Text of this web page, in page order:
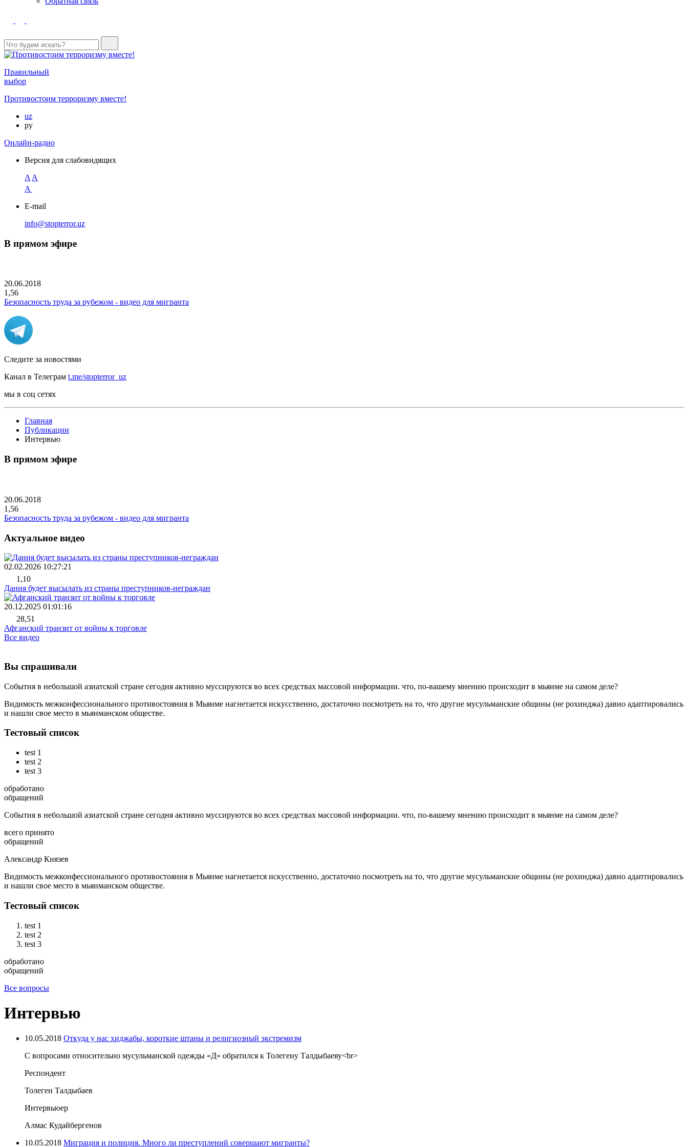
Правильный
выбор
Противостоим терроризму вместе!
uz
ру
Онлайн-радио
Версия для слабовидящих
A A
A
E-mail
info@stopterror.uz
В прямом эфире
20.06.2018
1,56
Безопасность труда за рубежом - видео для мигранта
Следите за новостями
Канал в Телеграм t.me/stopterror_uz
мы в соц сетях
Главная
Публикации
Интервью
В прямом эфире
20.06.2018
1,56
Безопасность труда за рубежом - видео для мигранта
Актуальное видео
02.02.2026 10:27:21
1,10
Дания будет высылать из страны преступников-неграждан
20.12.2025 01:01:16
28,51
Афганский транзит от войны к торговле
Все видео
Вы спрашивали
События в небольшой азиатской стране сегодня активно муссируются во всех средствах массовой информации. что, по-вашему мнению происходит в мьянме на самом деле?
Видимость межконфессионального противостояния в Мьянме нагнетается искусственно, достаточно посмотреть на то, что другие мусульманские общины (не рохинджа) давно адаптировались
и нашли свое место в мьянманском обществе.
Тестовый список
test 1
test 2
test 3
обработано
обращений
События в небольшой азиатской стране сегодня активно муссируются во всех средствах массовой информации. что, по-вашему мнению происходит в мьянме на самом деле?
всего принято
обращений
Александр Князев
Видимость межконфессионального противостояния в Мьянме нагнетается искусственно, достаточно посмотреть на то, что другие мусульманские общины (не рохинджа) давно адаптировались
и нашли свое место в мьянманском обществе.
Тестовый список
test 1
test 2
test 3
обработано
обращений
Все вопросы
Интервью
10.05.2018 Откуда у нас хиджабы, короткие штаны и религиозный экстремизм
С вопросами относительно мусульманской одежды «Д» обратился к Толегену Талдыбаеву<br>
Респондент
Толеген Талдыбаев
Интервьюер
Алмас Кудайбергенов
10.05.2018 Миграция и полиция. Много ли преступлений совершают мигранты?